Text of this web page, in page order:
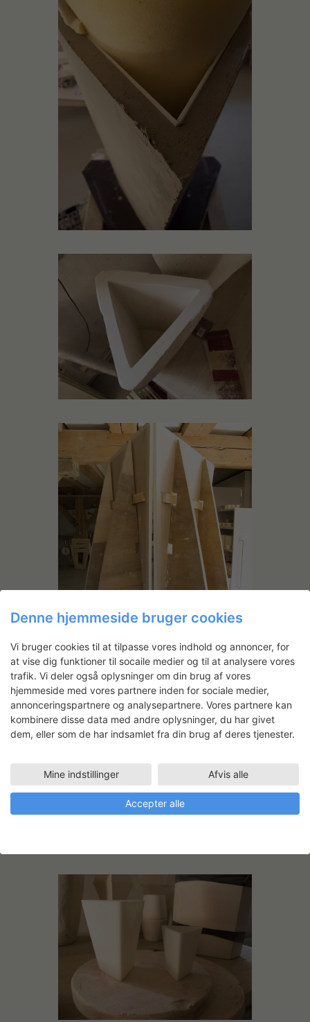
Denne hjemmeside bruger cookies
Vi bruger cookies til at tilpasse vores indhold og annoncer, for
at vise dig funktioner til socaile medier og til at analysere vores
trafik. Vi deler også oplysninger om din brug af vores
hjemmeside med vores partnere inden for sociale medier,
annonceringspartnere og analysepartnere. Vores partnere kan
kombinere disse data med andre oplysninger, du har givet
dem, eller som de har indsamlet fra din brug af deres tjenester.
Mine indstillinger Afvis alle
Accepter alle